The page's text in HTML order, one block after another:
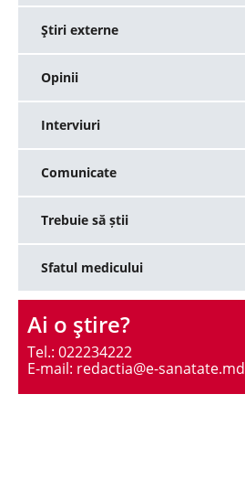
Ştiri externe
Opinii
Interviuri
Comunicate
Trebuie să știi
Sfatul medicului
Ai o ştire?
Tel.: 022234222
E-mail: redactia@e-sanatate.md